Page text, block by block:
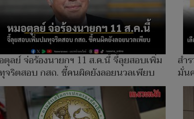
ลย์ จ่อร้องนายกฯ 11 ส.ค.นี้ จี้ลุยสอบเพิ่ม
จริตสอบ กสถ. ชี้คนผิดยังลอยนวลเพียบ
สำ
มั่น